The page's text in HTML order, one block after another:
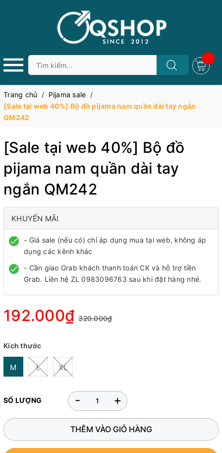
Trang chủ / Pijama sale /
[Sale tại web 40%] Bộ đồ pijama nam quần dài tay ngắn
QM242
[Sale tại web 40%] Bộ đồ
pijama nam quần dài tay
ngắn QM242
KHUYẾN MÃI
- Giá sale (nếu có) chỉ áp dụng mua tại web, không áp
dụng các kênh khác
- Cần giao Grab khách thanh toán CK và hỗ trợ tiền
Grab. Liên hệ ZL 0983096763 sau khi đặt hàng nhé.
192.000₫ 320.000₫
Kích thước
M L XL
SỐ LƯỢNG +
-
THÊM VÀO GIỎ HÀNG